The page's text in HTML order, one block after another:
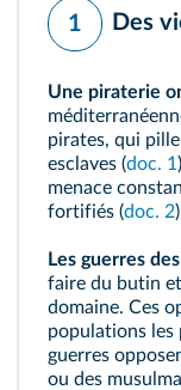
1 Des
Une piraterie
pirates, qui
esclaves (doc. 1
menace
fortifiés (doc. 2
Les guerres
faire du butin
domaine. Ces
populations les
guerres
ou des